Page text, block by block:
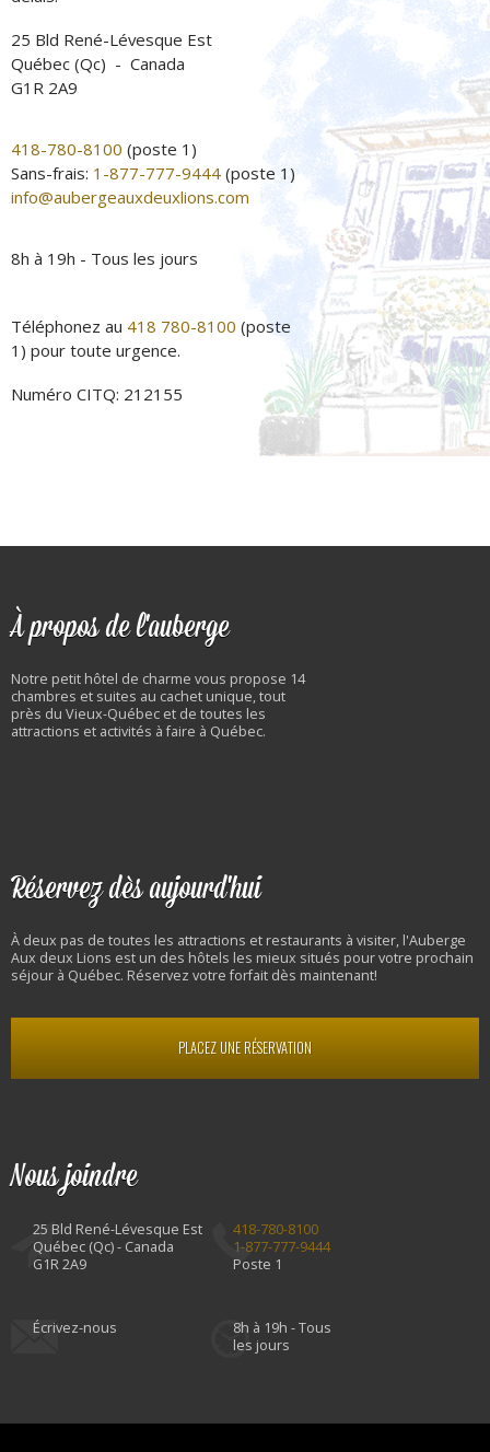
25 Bld René-Lévesque Est
Québec (Qc) - Canada
G1R 2A9
418-780-8100 (poste 1)
Sans-frais: 1-877-777-9444 (poste 1)
info@aubergeauxdeuxlions.com
8h à 19h - Tous les jours
Téléphonez au 418 780-8100 (poste
1) pour toute urgence.
Numéro CITQ: 212155
À propos de l'auberge
Notre petit hôtel de charme vous propose 14
chambres et suites au cachet unique, tout
près du Vieux-Québec et de toutes les
attractions et activités à faire à Québec.
Réservez dès aujourd'hui
À deux pas de toutes les attractions et restaurants à visiter, l'Auberge
Aux deux Lions est un des hôtels les mieux situés pour votre prochain
séjour à Québec. Réservez votre forfait dès maintenant!
PLACEZ UNE RÉSERVATION
Nous joindre
25 Bld René-Lévesque Est
Québec (Qc) - Canada
G1R 2A9
418-780-8100
1-877-777-9444
Poste 1
Écrivez-nous
8h à 19h - Tous
les jours